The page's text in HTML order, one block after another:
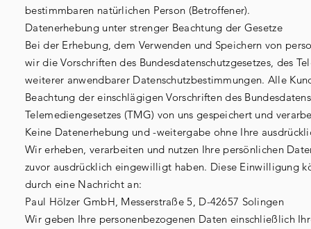
bestimmbaren natürlichen Person (Betroffener).
Datenerhebung unter strenger Beachtung der Gesetze
Bei der Erhebung, dem Verwenden und Speichern von
wir die Vorschriften des Bundesdatenschutzgesetzes, des
weiterer anwendbarer Datenschutzbestimmungen. Alle
Beachtung der einschlägigen Vorschriften des
Telemediengesetzes (TMG) von uns gespeichert und
Keine Datenerhebung und -weitergabe ohne Ihre
Wir erheben, verarbeiten und nutzen Ihre persönlichen
zuvor ausdrücklich eingewilligt haben. Diese Einwilligung
durch eine Nachricht an:
Paul Hölzer GmbH, Messerstraße 5, D-42657 Solingen
Wir geben Ihre personenbezogenen Daten einschließlich